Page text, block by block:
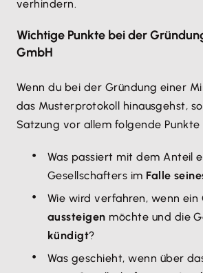
verhindern.
Wichtige Punkte bei der
GmbH
Wenn du bei der Gründung einer
das Musterprotokoll hinausgehst,
Satzung vor allem folgende
Was passiert mit dem Anteil
Gesellschafters im Falle
Wie wird verfahren, wenn ein
aussteigen möchte und die
kündigt?
Was geschieht, wenn über